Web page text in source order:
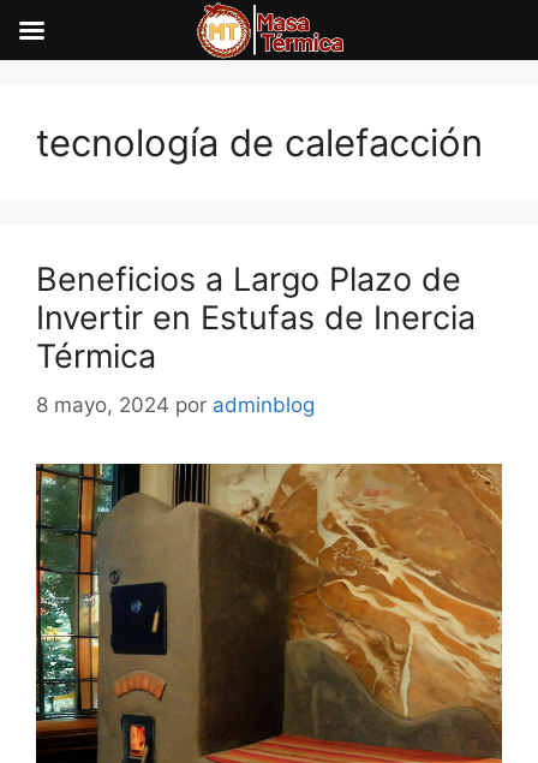
contenido
tecnología de calefacción
Beneficios a Largo Plazo de
Invertir en Estufas de Inercia
Térmica
8 mayo, 2024 por adminblog